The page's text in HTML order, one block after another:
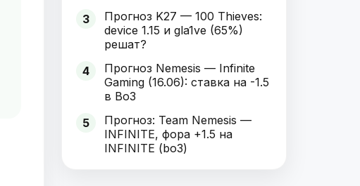
3
Прогноз K27 — 100 Thieves:
device 1.15 и gla1ve (65%)
решат?
4
Прогноз Nemesis — Infinite
Gaming (16.06): ставка на -1.5
в Bo3
5
Прогноз: Team Nemesis —
INFINITE, фора +1.5 на
INFINITE (bo3)